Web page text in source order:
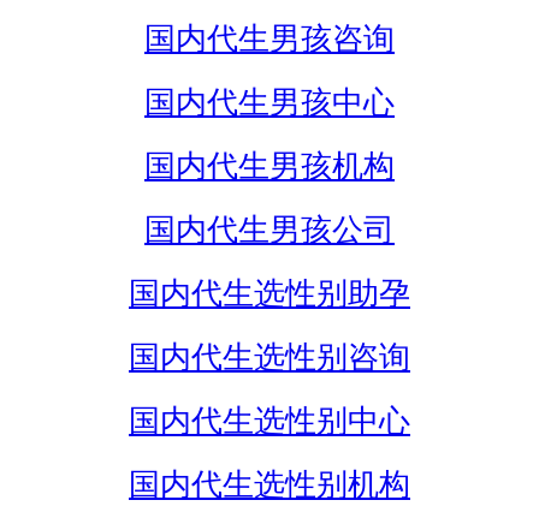
国内代生男孩咨询
国内代生男孩中心
国内代生男孩机构
国内代生男孩公司
国内代生选性别助孕
国内代生选性别咨询
国内代生选性别中心
国内代生选性别机构